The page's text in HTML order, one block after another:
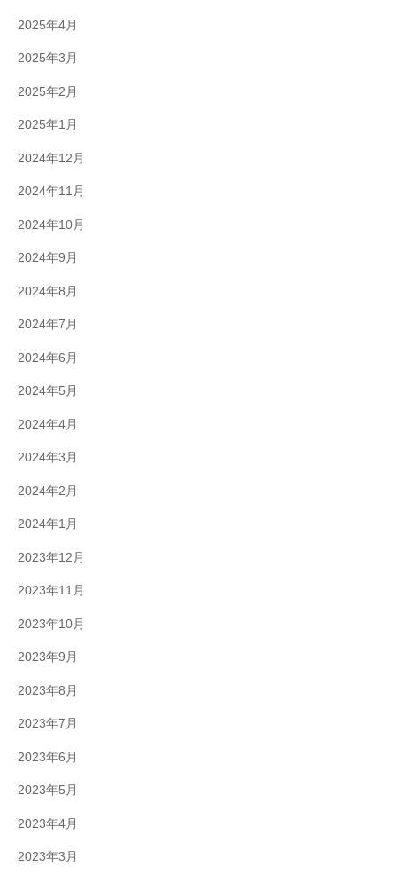
2025年4月
2025年3月
2025年2月
2025年1月
2024年12月
2024年11月
2024年10月
2024年9月
2024年8月
2024年7月
2024年6月
2024年5月
2024年4月
2024年3月
2024年2月
2024年1月
2023年12月
2023年11月
2023年10月
2023年9月
2023年8月
2023年7月
2023年6月
2023年5月
2023年4月
2023年3月